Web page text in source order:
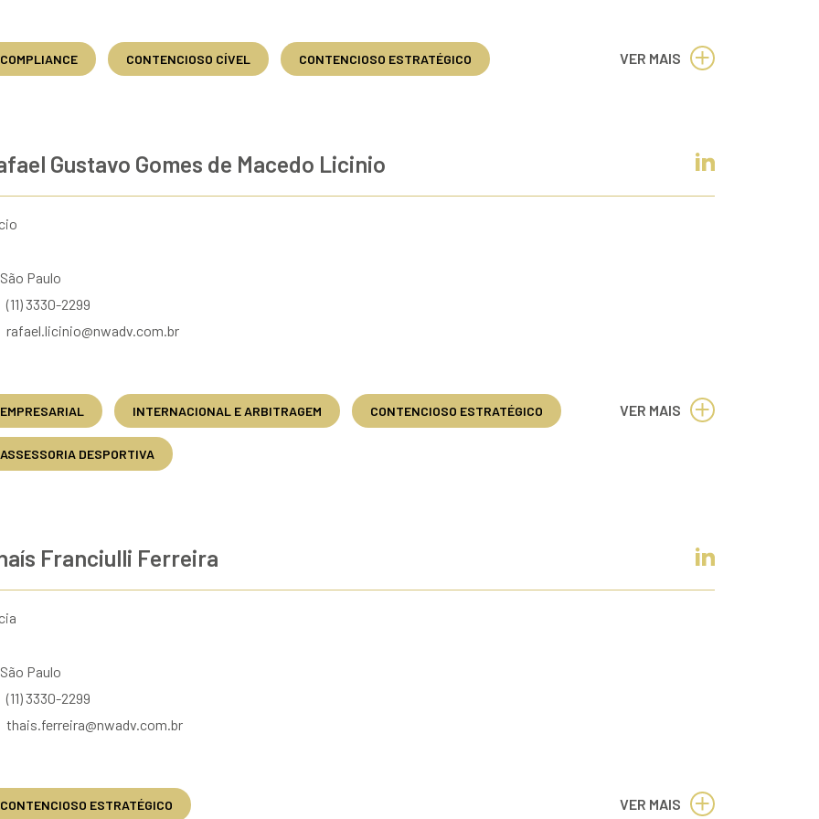
COMPLIANCE CONTENCIOSO CÍVEL CONTENCIOSO ESTRATÉGICO VER MAIS
Gustavo Gomes de Macedo Licinio
São Paulo
(11) 3330-2299
rafael.licinio@nwadv.com.br
EMPRESARIAL INTERNACIONAL E ARBITRAGEM CONTENCIOSO ESTRATÉGICO
ASSESSORIA DESPORTIVA
VER MAIS
Franciulli Ferreira
São Paulo
(11) 3330-2299
thais.ferreira@nwadv.com.br
CONTENCIOSO ESTRATÉGICO VER MAIS